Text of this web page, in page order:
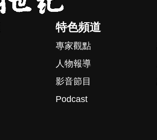
特色頻道
專家觀點
人物報導
影音節目
Podcast